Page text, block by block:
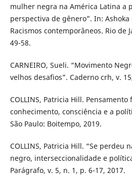
mulher negra na América Latina a
perspectiva de gênero”. In:
Racismos contemporâneos. Rio de
49-58.
CARNEIRO, Sueli. “Movimento
velhos desafios”. Caderno crh, v.
COLLINS, Patricia Hill.
conhecimento, consciência e a
São Paulo: Boitempo, 2019.
COLLINS, Patricia Hill. “Se perdeu
negro, interseccionalidade e
Parágrafo, v. 5, n. 1, p. 6-17, 2017.